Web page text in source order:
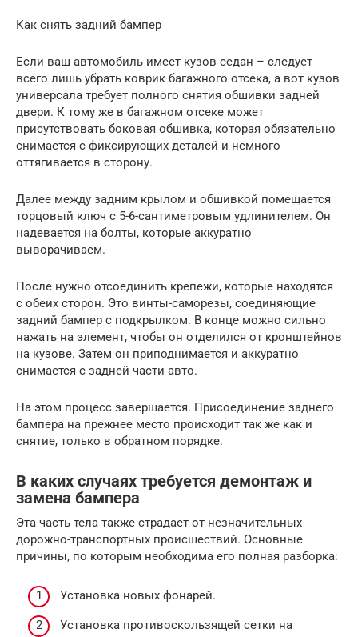
Как снять задний бампер
Если ваш автомобиль имеет кузов седан – следует
всего лишь убрать коврик багажного отсека, а вот кузов
универсала требует полного снятия обшивки задней
двери. К тому же в багажном отсеке может
присутствовать боковая обшивка, которая обязательно
снимается с фиксирующих деталей и немного
оттягивается в сторону.
Далее между задним крылом и обшивкой помещается
торцовый ключ с 5-6-сантиметровым удлинителем. Он
надевается на болты, которые аккуратно
выворачиваем.
После нужно отсоединить крепежи, которые находятся
с обеих сторон. Это винты-саморезы, соединяющие
задний бампер с подкрылком. В конце можно сильно
нажать на элемент, чтобы он отделился от кронштейнов
на кузове. Затем он приподнимается и аккуратно
снимается с задней части авто.
На этом процесс завершается. Присоединение заднего
бампера на прежнее место происходит так же как и
снятие, только в обратном порядке.
В каких случаях требуется демонтаж и
замена бампера
Эта часть тела также страдает от незначительных
дорожно-транспортных происшествий. Основные
причины, по которым необходима его полная разборка:
Установка новых фонарей.
Установка противоскользящей сетки на